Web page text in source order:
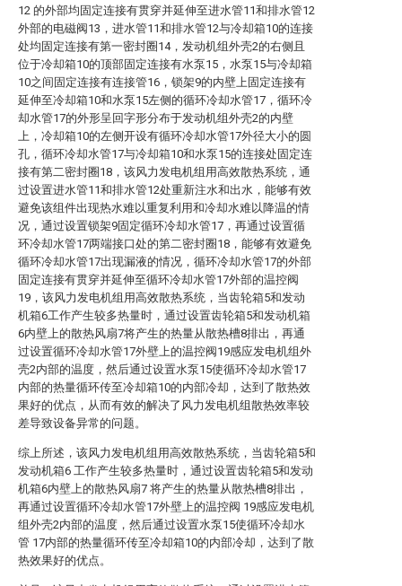
12 的外部均固定连接有贯穿并延伸至进水管11和排水管12
外部的电磁阀13，进水管11和排水管12与冷却箱10的连接
处均固定连接有第一密封圈14，发动机组外壳2的右侧且
位于冷却箱10的顶部固定连接有水泵15，水泵15与冷却箱
10之间固定连接有连接管16，锁架9的内壁上固定连接有
延伸至冷却箱10和水泵15左侧的循环冷却水管17，循环冷
却水管17的外形呈回字形分布于发动机组外壳2的内壁
上，冷却箱10的左侧开设有循环冷却水管17外径大小的圆
孔，循环冷却水管17与冷却箱10和水泵15的连接处固定连
接有第二密封圈18，该风力发电机组用高效散热系统，通
过设置进水管11和排水管12处重新注水和出水，能够有效
避免该组件出现热水难以重复利用和冷却水难以降温的情
况，通过设置锁架9固定循环冷却水管17，再通过设置循
环冷却水管17两端接口处的第二密封圈18，能够有效避免
循环冷却水管17出现漏液的情况，循环冷却水管17的外部
固定连接有贯穿并延伸至循环冷却水管17外部的温控阀
19，该风力发电机组用高效散热系统，当齿轮箱5和发动
机箱6工作产生较多热量时，通过设置齿轮箱5和发动机箱
6内壁上的散热风扇7将产生的热量从散热槽8排出，再通
过设置循环冷却水管17外壁上的温控阀19感应发电机组外
壳2内部的温度，然后通过设置水泵15使循环冷却水管17
内部的热量循环传至冷却箱10的内部冷却，达到了散热效
果好的优点，从而有效的解决了风力发电机组散热效率较
差导致设备异常的问题。
综上所述，该风力发电机组用高效散热系统，当齿轮箱5和
发动机箱6 工作产生较多热量时，通过设置齿轮箱5和发动
机箱6内壁上的散热风扇7 将产生的热量从散热槽8排出，
再通过设置循环冷却水管17外壁上的温控阀 19感应发电机
组外壳2内部的温度，然后通过设置水泵15使循环冷却水
管 17内部的热量循环传至冷却箱10的内部冷却，达到了散
热效果好的优点。